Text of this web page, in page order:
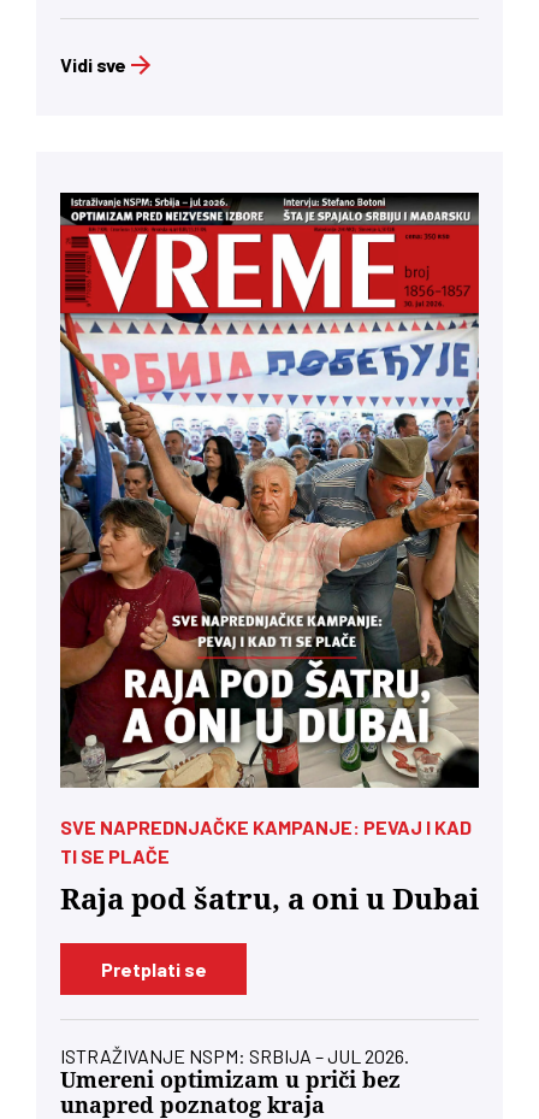
Vidi sve
SVE NAPREDNJAČKE KAMPANJE: PEVAJ I KAD
TI SE PLAČE
Raja pod šatru, a oni u Dubai
Pretplati se
ISTRAŽIVANJE NSPM: SRBIJA – JUL 2026.
Umereni optimizam u priči bez
unapred poznatog kraja